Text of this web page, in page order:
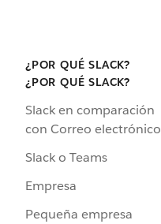
¿POR QUÉ SLACK?
¿POR QUÉ SLACK?
Slack en comparación
con Correo electrónico
Slack o Teams
Empresa
Pequeña empresa